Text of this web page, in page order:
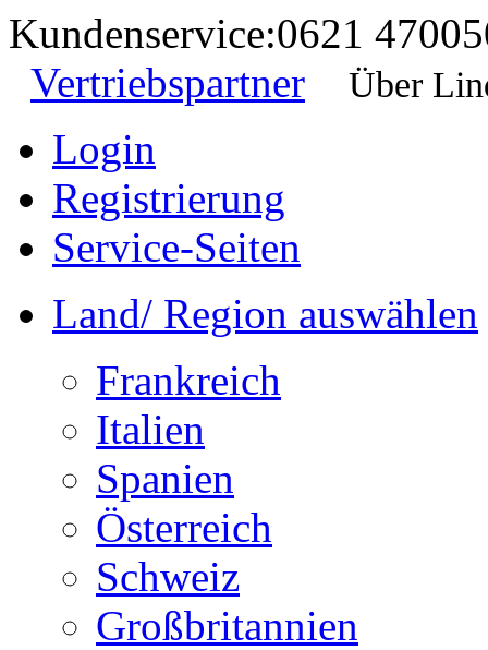
Kundenservice:0621
Vertriebspartner
Über
Login
Registrierung
Service-Seiten
Land/ Region auswählen
Frankreich
Italien
Spanien
Österreich
Schweiz
Großbritannien